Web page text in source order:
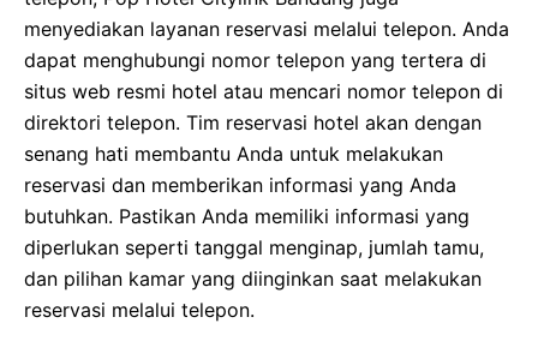
menyediakan layanan reservasi melalui telepon. Anda
dapat menghubungi nomor telepon yang tertera di
situs web resmi hotel atau mencari nomor telepon di
direktori telepon. Tim reservasi hotel akan dengan
senang hati membantu Anda untuk melakukan
reservasi dan memberikan informasi yang Anda
butuhkan. Pastikan Anda memiliki informasi yang
diperlukan seperti tanggal menginap, jumlah tamu,
dan pilihan kamar yang diinginkan saat melakukan
reservasi melalui telepon.